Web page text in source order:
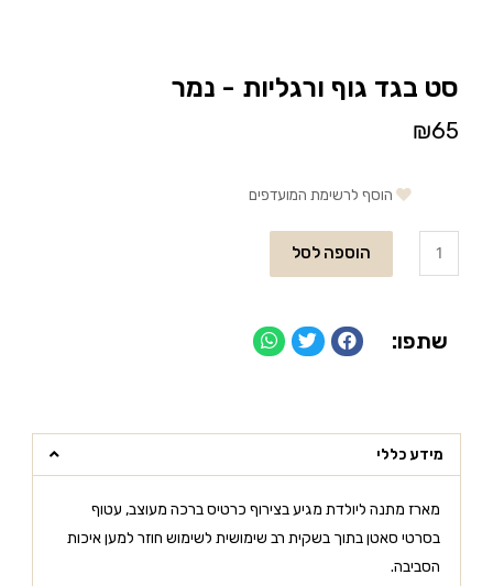
סט בגד גוף ורגליות - נמר
₪65
הוסף לרשימת המועדפים
הוספה לסל
שתפו:
מידע כללי
מארז מתנה ליולדת מגיע בצירוף כרטיס ברכה מעוצב, עטוף
בסרטי סאטן בתוך בשקית רב שימושית לשימוש חוזר למען איכות
הסביבה.